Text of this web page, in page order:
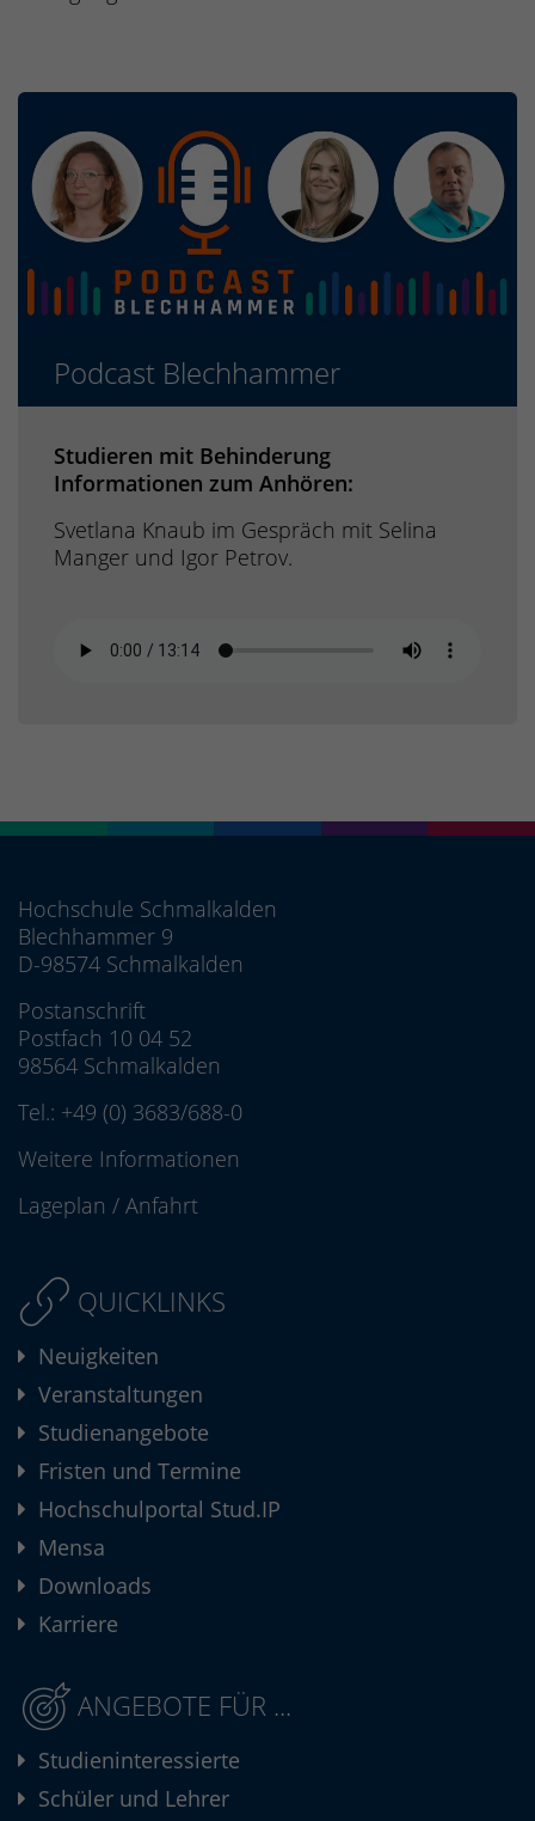
Podcast Blechhammer
Studieren mit Behinderung
Informationen zum Anhören:
Svetlana Knaub im Gespräch mit Selina
Manger und Igor Petrov.
Hochschule Schmalkalden
Blechhammer 9
D-98574 Schmalkalden
Postanschrift
Postfach 10 04 52
98564 Schmalkalden
Tel.: +49 (0) 3683/688-0
Weitere Informationen
Lageplan / Anfahrt
QUICKLINKS
Neuigkeiten
Veranstaltungen
Studienangebote
Fristen und Termine
Hochschulportal Stud.IP
Mensa
Downloads
Karriere
ANGEBOTE FÜR ...
Studieninteressierte
Schüler und Lehrer